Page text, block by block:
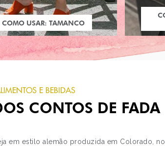
COMO USAR: TAMANCO
E BEBIDAS
CONTOS DE FADA
em estilo alemão produzida em Colorado,